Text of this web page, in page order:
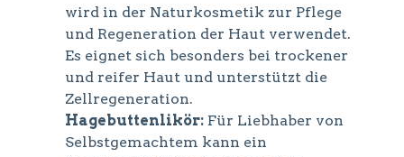
wird in der Naturkosmetik zur Pflege
und Regeneration der Haut verwendet.
Es eignet sich besonders bei trockener
und reifer Haut und unterstützt die
Zellregeneration.
Hagebuttenlikör: Für Liebhaber von
Selbstgemachtem kann ein